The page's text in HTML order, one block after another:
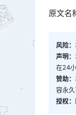
原文名
风险：
声明：
在24
赞助：
容永久
授权：